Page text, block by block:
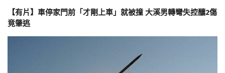
【有片】車停家門前「才剛上車」就被撞 大溪男轉彎失控釀2傷
竟肇逃